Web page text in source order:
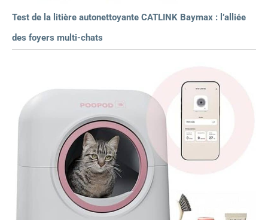
Test de la litière autonettoyante CATLINK Baymax : l’alliée
des foyers multi-chats